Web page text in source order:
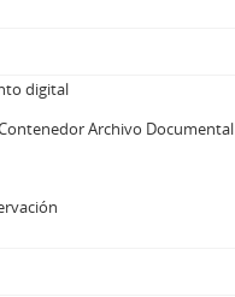
digital
Archivo Documental